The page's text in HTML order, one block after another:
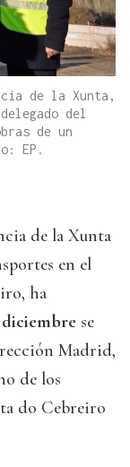
de la Xunta,
del
de un
EP.
de la Xunta
en el
ha
se
Madrid,
de los
do Cebreiro